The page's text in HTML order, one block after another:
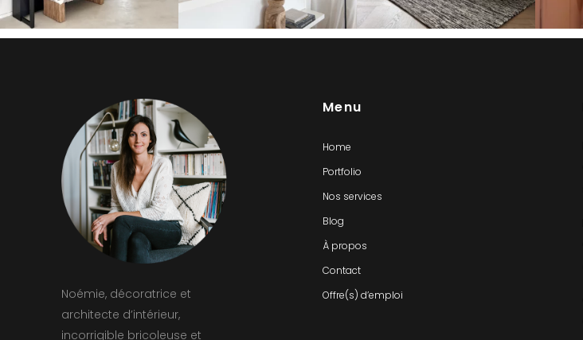
Noémie, décoratrice et
architecte d’intérieur,
incorrigible bricoleuse et
Menu
Home
Portfolio
Nos services
Blog
À propos
Contact
Offre(s) d’emploi